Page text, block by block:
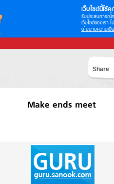
เว็บไซต์นี้ใช้คุ
รับประสบการณ์
เว็บไซต์ของเรา
นโยบายความเป็
Share
Make ends meet